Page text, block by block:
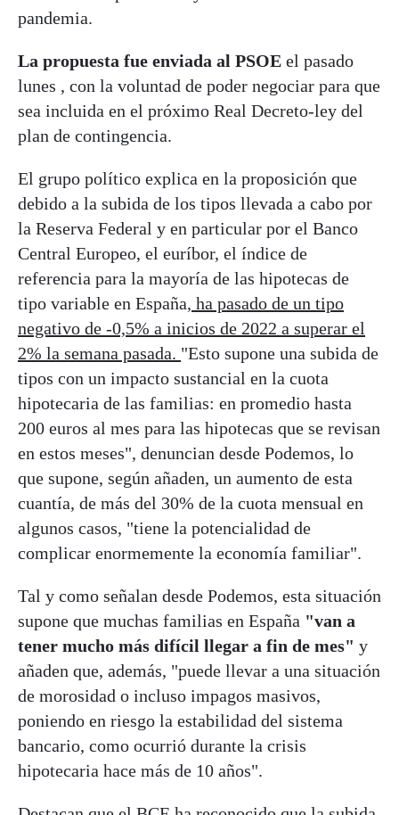
pandemia.
La propuesta fue enviada al PSOE el pasado
lunes , con la voluntad de poder negociar para que
sea incluida en el próximo Real Decreto-ley del
plan de contingencia.
El grupo político explica en la proposición que
debido a la subida de los tipos llevada a cabo por
la Reserva Federal y en particular por el Banco
Central Europeo, el euríbor, el índice de
referencia para la mayoría de las hipotecas de
tipo variable en España, ha pasado de un tipo
negativo de -0,5% a inicios de 2022 a superar el
2% la semana pasada. "Esto supone una subida de
tipos con un impacto sustancial en la cuota
hipotecaria de las familias: en promedio hasta
200 euros al mes para las hipotecas que se revisan
en estos meses", denuncian desde Podemos, lo
que supone, según añaden, un aumento de esta
cuantía, de más del 30% de la cuota mensual en
algunos casos, "tiene la potencialidad de
complicar enormemente la economía familiar".
Tal y como señalan desde Podemos, esta situación
supone que muchas familias en España "van a
tener mucho más difícil llegar a fin de mes" y
añaden que, además, "puede llevar a una situación
de morosidad o incluso impagos masivos,
poniendo en riesgo la estabilidad del sistema
bancario, como ocurrió durante la crisis
hipotecaria hace más de 10 años".